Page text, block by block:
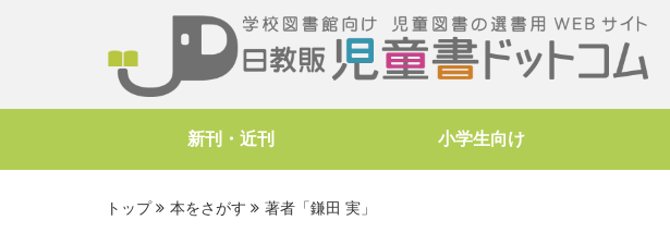
新刊・近刊 小学生向け
トップ 本をさがす 著者「鎌田 実」